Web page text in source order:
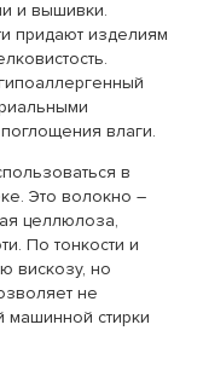
и вышивки.
придают изделиям
влаги.
в
Это волокно –
целлюлоза,
По тонкости и
вискозу, но
не
машинной стирки